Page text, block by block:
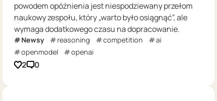
powodem opóźnienia jest niespodziewany przełom
naukowy zespołu, który „warto było osiągnąć”, ale
wymaga dodatkowego czasu na dopracowanie.
Newsy reasoning competition
ai
openmodel
openai
2 0